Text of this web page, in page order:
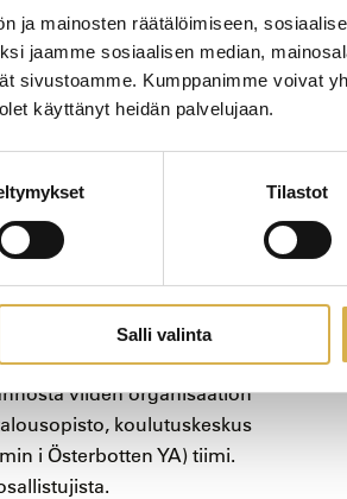
ja mainosten räätälöimiseen,
jaamme sosiaalisen median,
sivustoamme. Kumppanimme voivat
käyttänyt heidän palvelujaan.
Tilastot
Salli valinta
– 31.3.2027.
suuri kansallinen
viiden organisaation
koulutuskeskus
i Österbotten YA) tiimi.